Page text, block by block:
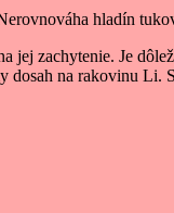
hladín
jej zachytenie. Je
na rakovinu Li.